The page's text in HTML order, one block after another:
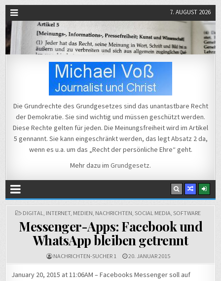
7. AUGUST 2026
Michael Voß
Die Grundrechte des Grundgesetzes sind das unantastbare Recht
der Demokratie. Sie sind wichtig und müssen geschützt werden.
Diese Rechte gelten für jeden. Die Meinungsfreiheit wird im Artikel
5 gennannt. Sie kann eingeschränkt werden, das legt Absatz 2 da,
wenn es u.a. um das „Recht der persönliche Ehre“ geht.
Mehr dazu im Grundgesetz.
POSTED
DIGITAL, INTERNET, MEDIEN, NACHRICHTEN, SOCIAL MEDIA, SOFTWARE
Messenger-Apps: Facebook und
WhatsApp bleiben getrennt
NACHRICHTEN-SUCHER 1 20. JANUAR 2015
January 20, 2015 at 11:06AM – Facebooks Messenger soll auf